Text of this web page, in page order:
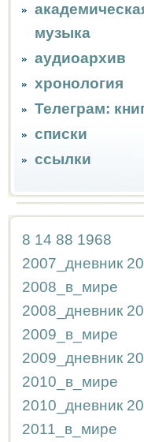
музыка
аудиоархив
хронология
Телеграм:
списки
ссылки
8 14 88 1968
2007_дневник
2008_в_мире
2008_дневник
2009_в_мире
2009_дневник
2010_в_мире
2010_дневник
2011_в_мире